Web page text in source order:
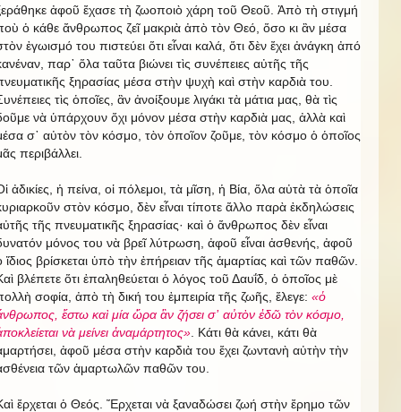
ἀφοῦ ἔχασε τὴ ζωοποιὸ χάρη τοῦ Θεοῦ. Ἀπὸ τὴ στιγμή
ὁ κάθε ἄνθρωπος ζεῖ μακριὰ ἀπὸ τὸν Θεό, ὅσο κι ἂν μέσα
ἐγωισμό του πιστεύει ὅτι εἶναι καλά, ὅτι δὲν ἔχει ἀνάγκη ἀπό
παρ᾿ ὅλα ταῦτα βιώνει τὶς συνέπειες αὐτῆς τῆς
ξηρασίας μέσα στὴν ψυχὴ καὶ στὴν καρδιὰ του.
τὶς ὁποῖες, ἂν ἀνοίξουμε λιγάκι τὰ μάτια μας, θὰ τὶς
νὰ ὑπάρχουν ὄχι μόνον μέσα στὴν καρδιὰ μας, ἀλλὰ καὶ
σ᾿ αὐτὸν τὸν κόσμο, τὸν ὁποῖον ζοῦμε, τὸν κόσμο ὁ ὁποῖος
περιβάλλει.
ἀδικίες, ἡ πείνα, οἱ πόλεμοι, τὰ μῖση, ἡ Βία, ὅλα αὐτὰ τὰ ὁποῖα
στὸν κόσμο, δὲν εἶναι τίποτε ἄλλο παρὰ ἐκδηλώσεις
τῆς πνευματικῆς ξηρασίας· καὶ ὁ ἄνθρωπος δὲν εἶναι
μόνος του νὰ βρεῖ λύτρωση, ἀφοῦ εἶναι ἀσθενής, ἀφοῦ
ἴδιος βρίσκεται ὑπὸ τὴν ἐπήρειαν τῆς ἁμαρτίας καὶ τῶν παθῶν.
βλέπετε ὅτι ἐπαληθεύεται ὁ λόγος τοῦ Δαυΐδ, ὁ ὁποῖος μὲ
σοφία, ἀπὸ τὴ δική του ἐμπειρία τῆς ζωῆς, ἔλεγε: «ὁ
ἔστω καὶ μία ὥρα ἂν ζήσει σ᾿ αὐτὸν ἐδῶ τὸν κόσμο,
νὰ μείνει ἀναμάρτητος» . Κάτι θὰ κάνει, κάτι θὰ
ἀφοῦ μέσα στὴν καρδιὰ του ἔχει ζωντανὴ αὐτὴν τὴν
τῶν ἁμαρτωλῶν παθῶν του.
ἔρχεται ὁ Θεός. Ἔρχεται νὰ ξαναδώσει ζωή στὴν ἔρημο τῶν